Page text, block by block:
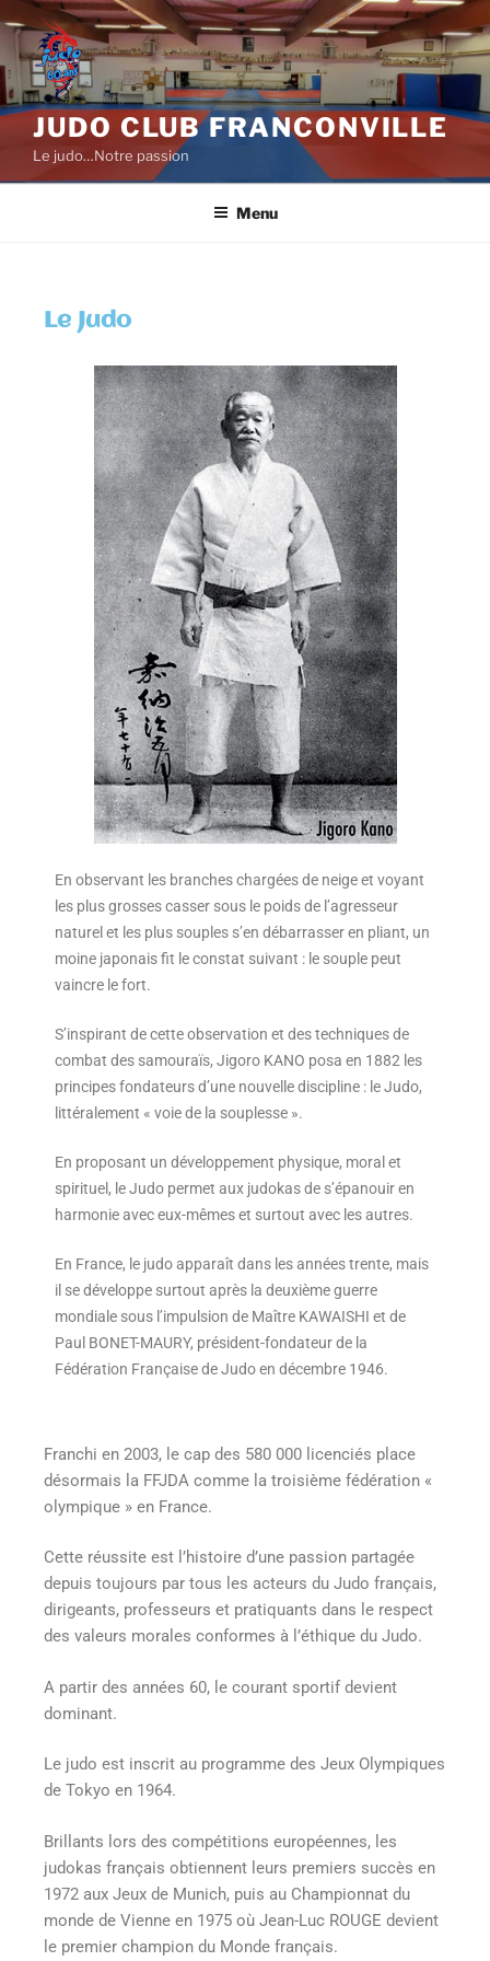
JUDO CLUB FRANCONVILLE
Le judo…Notre passion
Menu
Le Judo
En observant les branches chargées de neige et voyant
les plus grosses casser sous le poids de l’agresseur
naturel et les plus souples s’en débarrasser en pliant, un
moine japonais fit le constat suivant : le souple peut
vaincre le fort.
S’inspirant de cette observation et des techniques de
combat des samouraïs, Jigoro KANO posa en 1882 les
principes fondateurs d’une nouvelle discipline : le Judo,
littéralement « voie de la souplesse ».
En proposant un développement physique, moral et
spirituel, le Judo permet aux judokas de s’épanouir en
harmonie avec eux-mêmes et surtout avec les autres.
En France, le judo apparaît dans les années trente, mais
il se développe surtout après la deuxième guerre
mondiale sous l’impulsion de Maître KAWAISHI et de
Paul BONET-MAURY, président-fondateur de la
Fédération Française de Judo en décembre 1946.
Franchi en 2003, le cap des 580 000 licenciés place
désormais la FFJDA comme la troisième fédération «
olympique » en France.
Cette réussite est l’histoire d’une passion partagée
depuis toujours par tous les acteurs du Judo français,
dirigeants, professeurs et pratiquants dans le respect
des valeurs morales conformes à l’éthique du Judo.
A partir des années 60, le courant sportif devient
dominant.
Le judo est inscrit au programme des Jeux Olympiques
de Tokyo en 1964.
Brillants lors des compétitions européennes, les
judokas français obtiennent leurs premiers succès en
1972 aux Jeux de Munich, puis au Championnat du
monde de Vienne en 1975 où Jean-Luc ROUGE devient
le premier champion du Monde français.